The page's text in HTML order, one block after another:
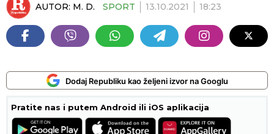
AUTOR: M. D. SPORT 13.10.2021 18:23
Dodaj Republiku kao željeni izvor na Googlu
Pratite nas i putem Android ili iOS aplikacija